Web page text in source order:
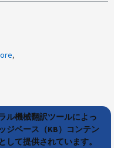
ル機械翻訳ツールによっ
ジベース（KB）コンテン
して提供されています。